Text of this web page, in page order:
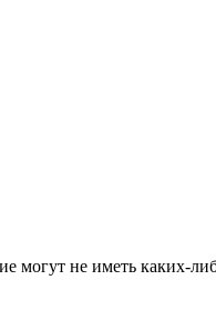
могут не иметь каких-